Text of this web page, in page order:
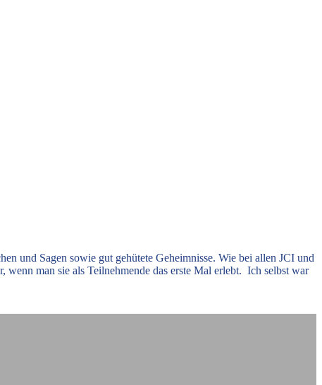
und Sagen sowie gut gehütete Geheimnisse. Wie bei allen JCI und
man sie als Teilnehmende das erste Mal erlebt. Ich selbst war